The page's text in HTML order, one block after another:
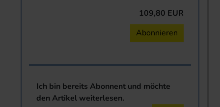
109,80 EUR
Abonnieren
Ich bin bereits Abonnent und möchte
den Artikel weiterlesen.